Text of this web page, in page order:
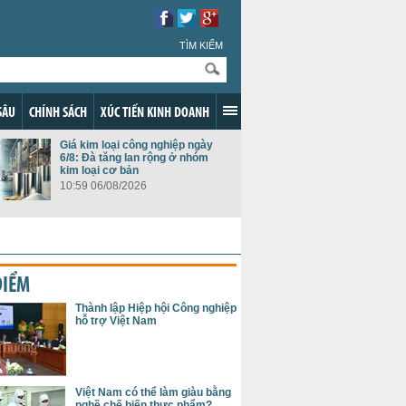
TÌM KIẾM
CHÍNH SÁCH XÚC TIẾN KINH DOANH
Giá kim loại công nghiệp ngày
6/8: Đà tăng lan rộng ở nhóm
kim loại cơ bản
10:59 06/08/2026
Thành lập Hiệp hội Công nghiệp
hỗ trợ Việt Nam
Việt Nam có thể làm giàu bằng